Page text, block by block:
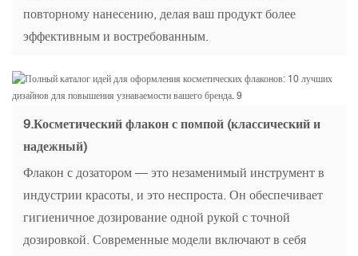
повторному нанесению, делая ваш продукт более
эффективным и востребованным.
9.Косметический флакон с помпой (классический и
надежный)
Флакон с дозатором — это незаменимый инструмент в
индустрии красоты, и это неспроста. Он обеспечивает
гигиеничное дозирование одной рукой с точной
дозировкой. Современные модели включают в себя